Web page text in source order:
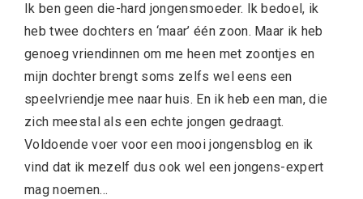
Ik ben geen die-hard jongensmoeder. Ik bedoel, ik
heb twee dochters en ‘maar’ één zoon. Maar ik heb
genoeg vriendinnen om me heen met zoontjes en
mijn dochter brengt soms zelfs wel eens een
speelvriendje mee naar huis. En ik heb een man, die
zich meestal als een echte jongen gedraagt.
Voldoende voer voor een mooi jongensblog en ik
vind dat ik mezelf dus ook wel een jongens-expert
mag noemen…